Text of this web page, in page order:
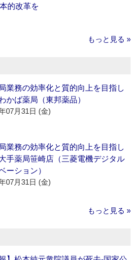
的改革を
もっと見る »
局業務の効率化と質的向上を目指し
かば薬局（東邦薬品）
07月31日 (金)
局業務の効率化と質的向上を目指し
手薬局笹崎店（三菱電機デジタル
ーション）
07月31日 (金)
もっと見る »